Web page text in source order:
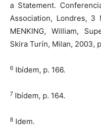
a Statement.
Association, Londres, 3
MENKING, William,
Skira Turín, Milan, 2003,
6 Ibídem, p. 166.
7 Ibídem, p. 164.
8 Idem.